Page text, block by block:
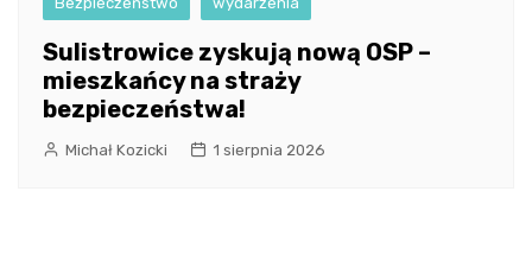
Sulistrowice zyskują nową OSP –
mieszkańcy na straży
bezpieczeństwa!
Michał Kozicki 1 sierpnia 2026